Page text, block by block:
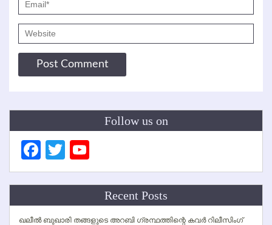
Follow us on
Facebook
Twitter
Channel
Recent Posts
ഖലീല്‍ ബുഖാരി തങ്ങളുടെ അറബി ഗ്രന്ഥത്തിന്റെ കവര്‍ റിലീസിംഗ്